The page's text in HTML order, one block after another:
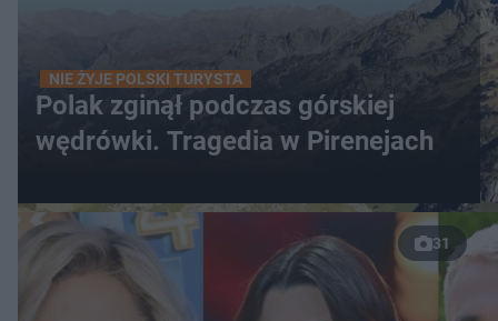
NIE ŻYJE POLSKI TURYSTA
Polak zginął podczas górskiej
wędrówki. Tragedia w Pirenejach
31